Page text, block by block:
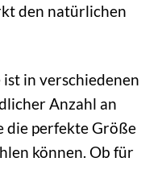
den natürlichen
in verschiedenen
Anzahl an
die perfekte Größe
können. Ob für